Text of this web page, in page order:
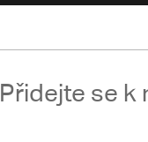
Přidejte se k